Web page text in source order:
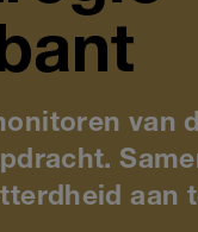
van
aan